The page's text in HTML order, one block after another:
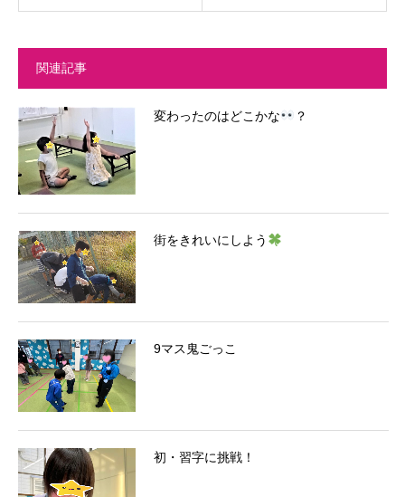
関連記事
変わったのはどこかな ？
街をきれいにしよう
9マス鬼ごっこ
初・習字に挑戦！